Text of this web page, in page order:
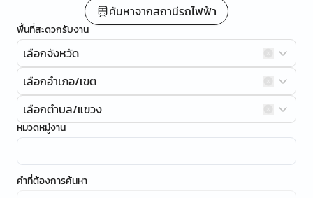
ค้นหาจากสถานีรถไฟฟ้า
พื้นที่สะดวกรับงาน
เลือกจังหวัด
เลือกอำเภอ/เขต
เลือกตำบล/แขวง
หมวดหมู่งาน
คำที่ต้องการค้นหา